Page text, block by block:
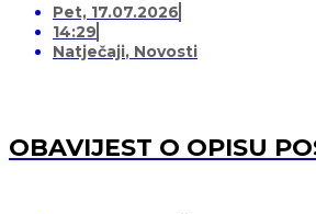
Pet, 17.07.2026
14:29
Natječaji, Novosti
OBAVIJEST O OPISU